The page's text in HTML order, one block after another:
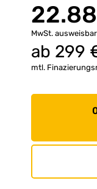
MwSt. ausweisbar
ab 299
mtl.